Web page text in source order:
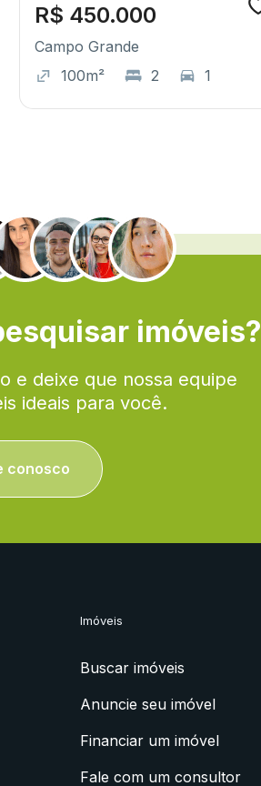
R$ 450.000
Campo Grande
100m²
2 1
.
imóveis?
e deixe que nossa equipe
ideais para você.
conosco
Imóveis
Buscar imóveis
Anuncie seu imóvel
Financiar um imóvel
Fale com um consultor